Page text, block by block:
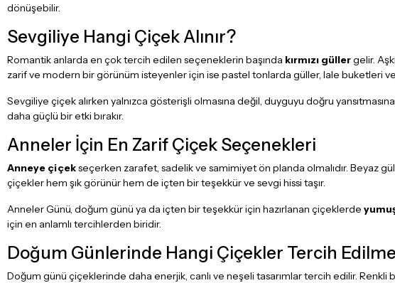
dönüşebilir.
Sevgiliye Hangi Çiçek Alınır?
Romantik anlarda en çok tercih edilen seçeneklerin başında kırmızı güllergelir.
zarif ve modern bir görünüm isteyenler için ise pastel tonlarda güller, lale buketleri
Sevgiliye çiçek alırken yalnızca gösterişli olmasına değil, duyguyu doğru
daha güçlü bir etki bırakır.
Anneler İçin En Zarif Çiçek Seçenekleri
Anneye çiçekseçerken zarafet, sadelik ve samimiyet ön planda olmalıdır. Beyaz
çiçekler hem şık görünür hem de içten bir teşekkür ve sevgi hissi taşır.
Anneler Günü, doğum günü ya da içten bir teşekkür için hazırlanan çiçeklerde
için en anlamlı tercihlerden biridir.
Doğum Günlerinde Hangi Çiçekler Tercih
Doğum günü çiçeklerinde daha enerjik, canlı ve neşeli tasarımlar tercih edilir.